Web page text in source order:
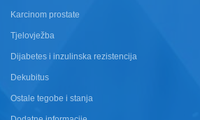
Karcinom prostate
Tjelovježba
Dijabetes i inzulinska rezistencija
Dekubitus
Ostale tegobe i stanja